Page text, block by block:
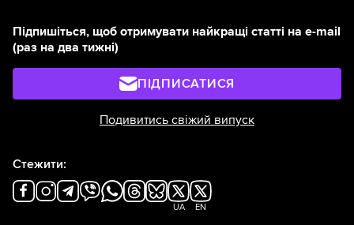
Підпишіться, щоб отримувати найкращі статті на e-mail
(раз на два тижні)
ПІДПИСАТИСЯ
Подивитись свіжий випуск
Стежити:
UA EN